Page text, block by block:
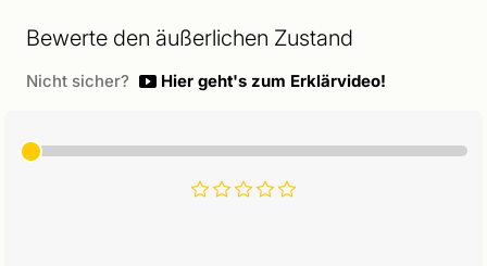
Bewerte den äußerlichen Zustand
Nicht sicher? Hier geht's zum Erklärvideo!